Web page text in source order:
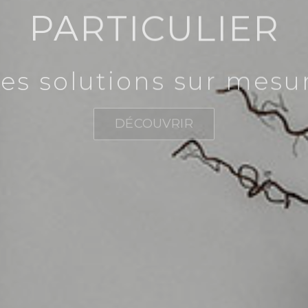
PARTICULIER
solutions sur
DÉCOUVRIR